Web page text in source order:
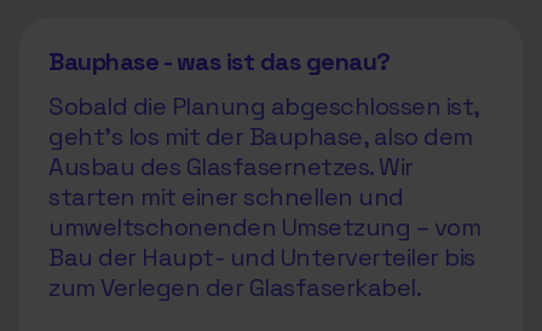
Bauphase - was ist das genau?
Sobald die Planung abgeschlossen ist,
geht’s los mit der Bauphase, also dem
Ausbau des Glasfasernetzes. Wir
starten mit einer schnellen und
umweltschonenden Umsetzung – vom
Bau der Haupt- und Unterverteiler bis
zum Verlegen der Glasfaserkabel.